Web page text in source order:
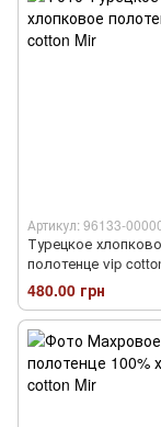
Артикул: 96133-
Турецкое
полотенце vip
480.00 грн